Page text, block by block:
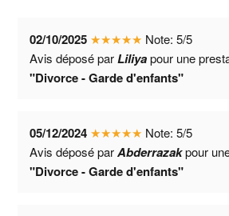
02/10/2025 ★★★★★ Note:5/5
Avis déposé par Liliyapour une
"Divorce - Garde d'enfants"
05/12/2024 ★★★★★ Note:5/5
Avis déposé parAbderrazakpour
"Divorce - Garde d'enfants"